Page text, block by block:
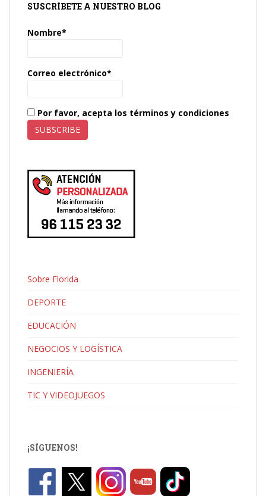
SUSCRÍBETE A NUESTRO BLOG
Nombre*
Correo electrónico*
Por favor, acepta los términos y condiciones
Sobre Florida
DEPORTE
EDUCACIÓN
NEGOCIOS Y LOGÍSTICA
INGENIERÍA
TIC Y VIDEOJUEGOS
¡SÍGUENOS!